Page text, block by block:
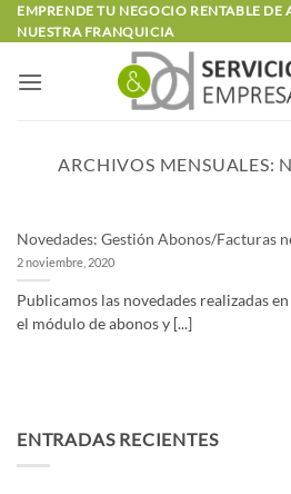
Saltar
al
EMPRENDE TU NEGOCIO RENTABLE DE
NUESTRA FRANQUICIA
ARCHIVOS MENSUALES:
Novedades: Gestión Abonos/Facturas
2 noviembre, 2020
Publicamos las novedades realizadas
el módulo de abonos y [...]
ENTRADAS RECIENTES